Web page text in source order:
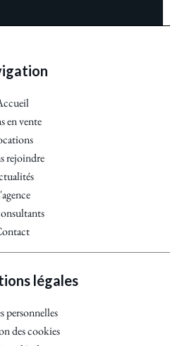
en vente
rejoindre
légales
personnelles
des cookies